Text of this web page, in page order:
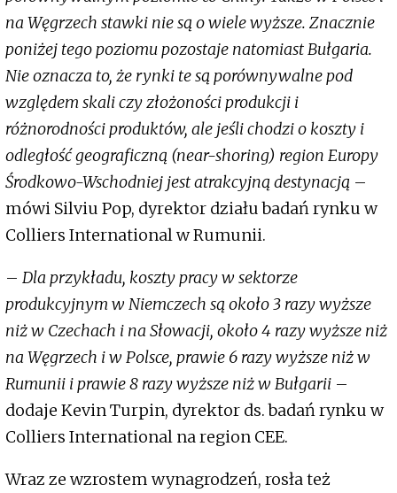
na Węgrzech stawki nie są o wiele wyższe. Znacznie
poniżej tego poziomu pozostaje natomiast Bułgaria.
Nie oznacza to, że rynki te są porównywalne pod
względem skali czy złożoności produkcji i
różnorodności produktów, ale jeśli chodzi o koszty i
odległość geograficzną (near-shoring) region Europy
Środkowo-Wschodniej jest atrakcyjną destynacją –
mówi Silviu Pop, dyrektor działu badań rynku w
Colliers International w Rumunii.
– Dla przykładu, koszty pracy w sektorze
produkcyjnym w Niemczech są około 3 razy wyższe
niż w Czechach i na Słowacji, około 4 razy wyższe niż
na Węgrzech i w Polsce, prawie 6 razy wyższe niż w
Rumunii i prawie 8 razy wyższe niż w Bułgarii –
dodaje Kevin Turpin, dyrektor ds. badań rynku w
Colliers International na region CEE.
Wraz ze wzrostem wynagrodzeń, rosła też